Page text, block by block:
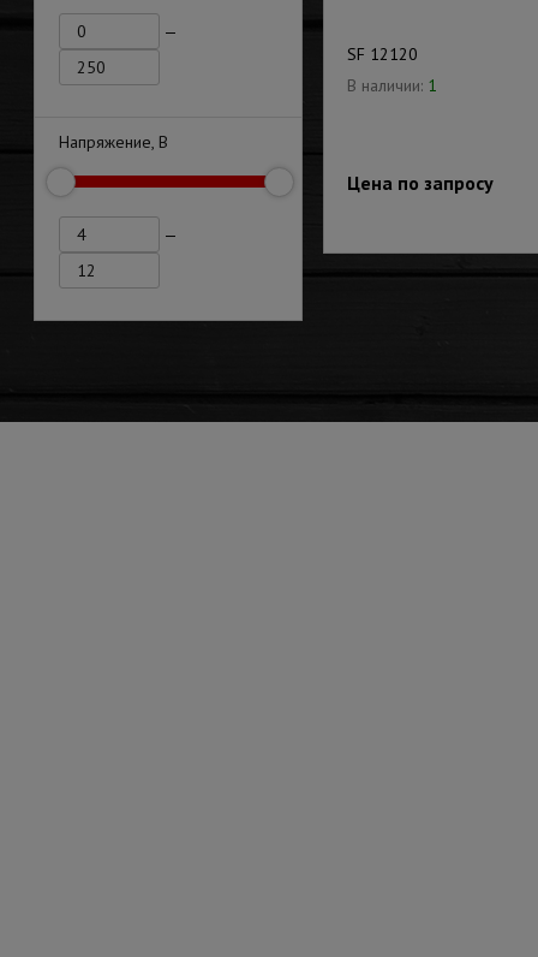
—
Напряжение, В
—
SF 12120
В наличии: 1
Цена по запросу